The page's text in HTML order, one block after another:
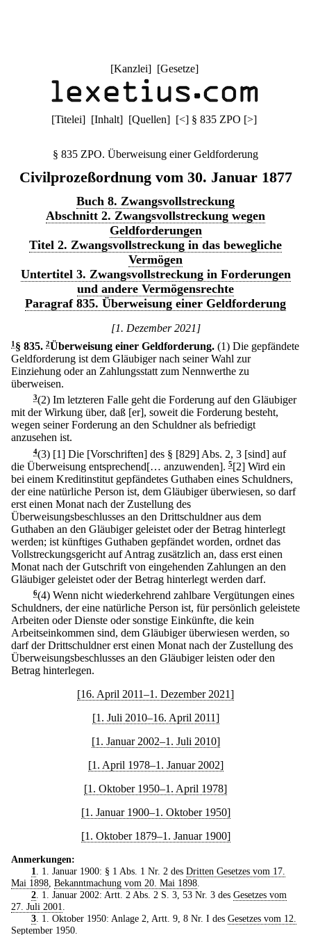
[Kanzlei] [Gesetze]
[Titelei] [Inhalt] [Quellen] [<] § 835 ZPO [>]
§ 835 ZPO. Überweisung einer Geldforderung
Civilprozeßordnung vom 30. Januar 1877
Buch 8. Zwangsvollstreckung
Abschnitt 2. Zwangsvollstreckung wegen
Geldforderungen
Titel 2. Zwangsvollstreckung in das bewegliche
Vermögen
Untertitel 3. Zwangsvollstreckung in Forderungen
und andere Vermögensrechte
Paragraf 835. Überweisung einer Geldforderung
[1. Dezember 2021]
1 § 835. 2Überweisung einer Geldforderung. (1) Die gepfändete
Geldforderung ist dem Gläubiger nach seiner Wahl zur
Einziehung oder an Zahlungsstatt zum Nennwerthe zu
überweisen.
3(2) Im letzteren Falle geht die Forderung auf den Gläubiger
mit der Wirkung über, daß [er], soweit die Forderung besteht,
wegen seiner Forderung an den Schuldner als befriedigt
anzusehen ist.
4(3) [1] Die [Vorschriften] des § [829] Abs. 2, 3 [sind] auf
die Überweisung entsprechend[… anzuwenden]. 5[2] Wird ein
bei einem Kreditinstitut gepfändetes Guthaben eines Schuldners,
der eine natürliche Person ist, dem Gläubiger überwiesen, so darf
erst einen Monat nach der Zustellung des
Überweisungsbeschlusses an den Drittschuldner aus dem
Guthaben an den Gläubiger geleistet oder der Betrag hinterlegt
werden; ist künftiges Guthaben gepfändet worden, ordnet das
Vollstreckungsgericht auf Antrag zusätzlich an, dass erst einen
Monat nach der Gutschrift von eingehenden Zahlungen an den
Gläubiger geleistet oder der Betrag hinterlegt werden darf.
6(4) Wenn nicht wiederkehrend zahlbare Vergütungen eines
Schuldners, der eine natürliche Person ist, für persönlich geleistete
Arbeiten oder Dienste oder sonstige Einkünfte, die kein
Arbeitseinkommen sind, dem Gläubiger überwiesen werden, so
darf der Drittschuldner erst einen Monat nach der Zustellung des
Überweisungsbeschlusses an den Gläubiger leisten oder den
Betrag hinterlegen.
[16. April 2011–1. Dezember 2021]
[1. Juli 2010–16. April 2011]
[1. Januar 2002–1. Juli 2010]
[1. April 1978–1. Januar 2002]
[1. Oktober 1950–1. April 1978]
[1. Januar 1900–1. Oktober 1950]
[1. Oktober 1879–1. Januar 1900]
Anmerkungen:
1
. 1. Januar 1900: § 1 Abs. 1 Nr. 2 des Dritten Gesetzes vom 17.
Mai 1898 Bekanntmachung vom 20. Mai 1898
2. 1. Januar 2002: Artt. 2 Abs. 2 S. 3, 53 Nr. 3 des Gesetzes vom
27. Juli 2001
3. 1. Oktober 1950: Anlage 2, Artt. 9, 8 Nr. I des Gesetzes vom 12.
September 1950